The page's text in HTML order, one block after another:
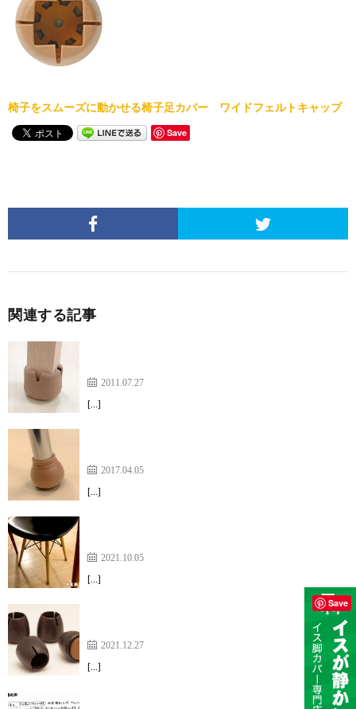
椅子をスムーズに動かせる椅子足カバー ワイドフェルトキャップ
Save
関連する記事
2011.07.27
[…]
2017.04.05
[…]
2021.10.05
[…]
性能は素晴らしく、感動しています！【ワイドスリ
2021.12.27
[…]
Save